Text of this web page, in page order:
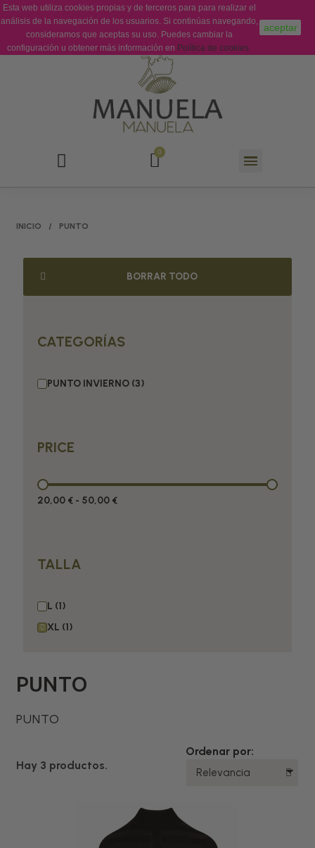
Sobre Nosotros Contacto
INICIO PUNTO
BORRAR TODO
CATEGORÍAS
PUNTO INVIERNO
PRICE
20,00 € - 50,00 €
TALLA
L
XL
PUNTO
PUNTO
Hay 3 productos.
Ordenar por:
Esta web utiliza cookies propias y de terceros para para realizar el
análisis de la navegación de los usuarios. Si continúas navegando,
consideramos que aceptas su uso. Puedes cambiar la
configuración u obtener más información en Política de cookies
aceptar